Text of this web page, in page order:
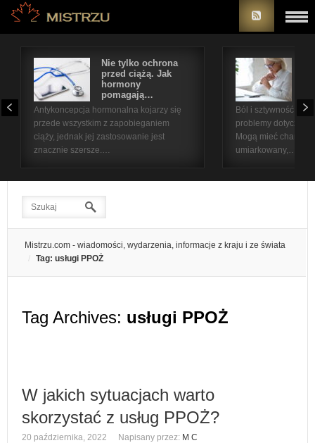
Nie tylko ochrona
przed ciążą. Jak
hormony
pomagają…
Antykoncepcja hormonalna kojarzy się
przede wszystkim z zapobieganiem
ciąży, jednak jej zastosowanie jest
znacznie szersze.…
Ból i sztywność
problemy
Mogą mieć
umiarkowany,…
Mistrzu.com - wiadomości, wydarzenia, informacje z kraju i ze świata
Tag: usługi PPOŻ
Tag Archives: usługi PPOŻ
W jakich sytuacjach warto
skorzystać z usług PPOŻ?
20 października, 2022 Napisany przez: M C